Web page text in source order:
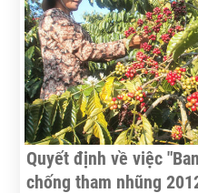
Quyết định về việc
chống tham nhũng